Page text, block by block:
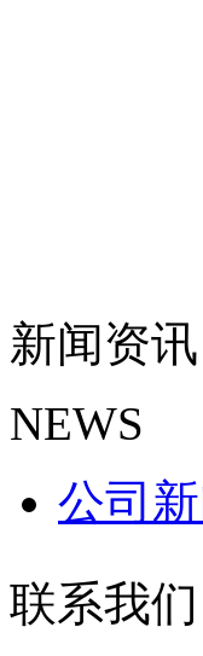
新闻资讯
NEWS
公司
联系我们